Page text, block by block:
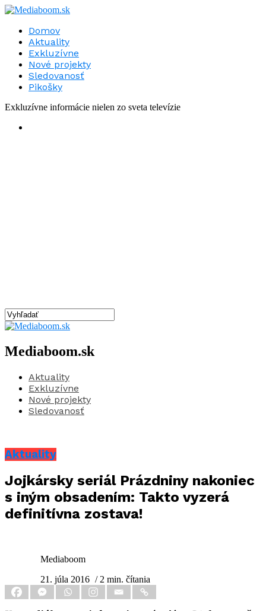
Domov
Aktuality
Exkluzívne
Nové projekty
Sledovanosť
Pikošky
Exkluzívne informácie nielen zo sveta televízie
Mediaboom.sk
Aktuality
Exkluzívne
Nové projekty
Sledovanosť
Aktuality
Jojkársky seriál Prázdniny nakoniec
s iným obsadením: Takto vyzerá
definitívna zostava!
Mediaboom
21. júla 2016 / 2 min. čítania